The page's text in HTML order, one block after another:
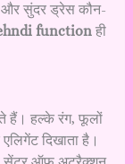
सुंदर ड्रेस कौन-
functionही
हैं। हल्के रंग, फूलों
दिखाता है।